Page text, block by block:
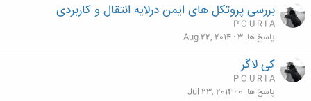
بررسی پروتکل های ایمن درلایه انتقال و کاربردی
P O U R I A
پاسخ ها 3
Aug 22, 2014
کی لاگر
P O U R I A
پاسخ ها 0
Jul 23, 2014